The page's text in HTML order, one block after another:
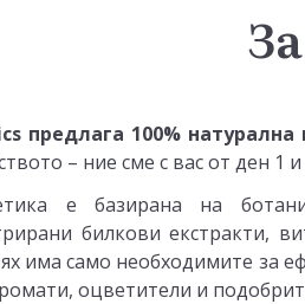
предлага 100%
– ние сме с вас от ден 1
е базирана на
билкови екстракти,
има само необходимите за
оцветители и